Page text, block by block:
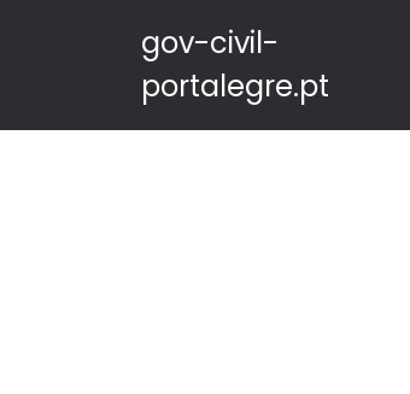
gov-civil-
portalegre.pt